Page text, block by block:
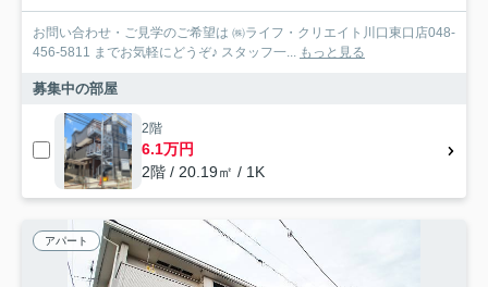
お問い合わせ・ご見学のご希望は ㈱ライフ・クリエイト川口東口店048-
456-5811 までお気軽にどうぞ♪ スタッフ一...
もっと見る
募集中の部屋
2階
6.1万円
2階 / 20.19㎡ / 1K
アパート